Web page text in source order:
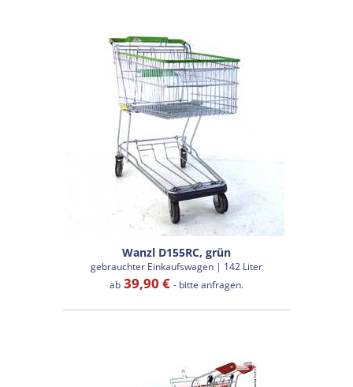
Wanzl D155RC, grün
gebrauchter Einkaufswagen | 142 Liter
ab39,90 € - bitte anfragen.